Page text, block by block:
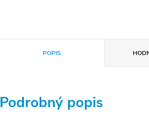
POPIS
Podrobný popis